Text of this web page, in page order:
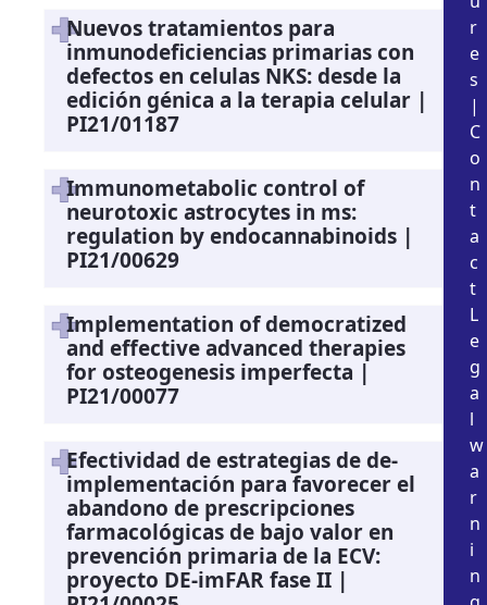
Nuevos tratamientos para
inmunodeficiencias primarias con
defectos en celulas NKS: desde la
edición génica a la terapia celular |
PI21/01187
Immunometabolic control of
neurotoxic astrocytes in ms:
regulation by endocannabinoids |
PI21/00629
Implementation of democratized
and effective advanced therapies
for osteogenesis imperfecta |
PI21/00077
Efectividad de estrategias de de-
implementación para favorecer el
abandono de prescripciones
farmacológicas de bajo valor en
prevención primaria de la ECV:
proyecto DE-imFAR fase II |
r
e
s
|
C
o
n
t
a
c
t
L
e
g
a
l
w
a
r
n
i
n